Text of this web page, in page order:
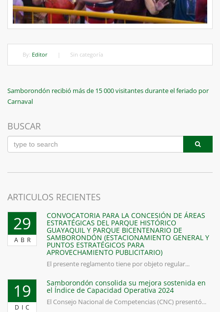
By: Editor Sin categoría
Navegación
de
entradas
Previous
Post
Samborondón recibió más de 15 000 visitantes durante el feriado por
Carnaval
BUSCAR
ARTICULOS RECIENTES
29
ABR
CONVOCATORIA PARA LA CONCESIÓN DE ÁREAS
ESTRATÉGICAS DEL PARQUE HISTÓRICO
GUAYAQUIL Y PARQUE BICENTENARIO DE
SAMBORONDÓN (ESTACIONAMIENTO GENERAL Y
PUNTOS ESTRATÉGICOS PARA
APROVECHAMIENTO PUBLICITARIO)
El presente reglamento tiene por objeto regular...
19
DIC
Samborondón consolida su mejora sostenida en
el Índice de Capacidad Operativa 2024
El Consejo Nacional de Competencias (CNC) presentó...